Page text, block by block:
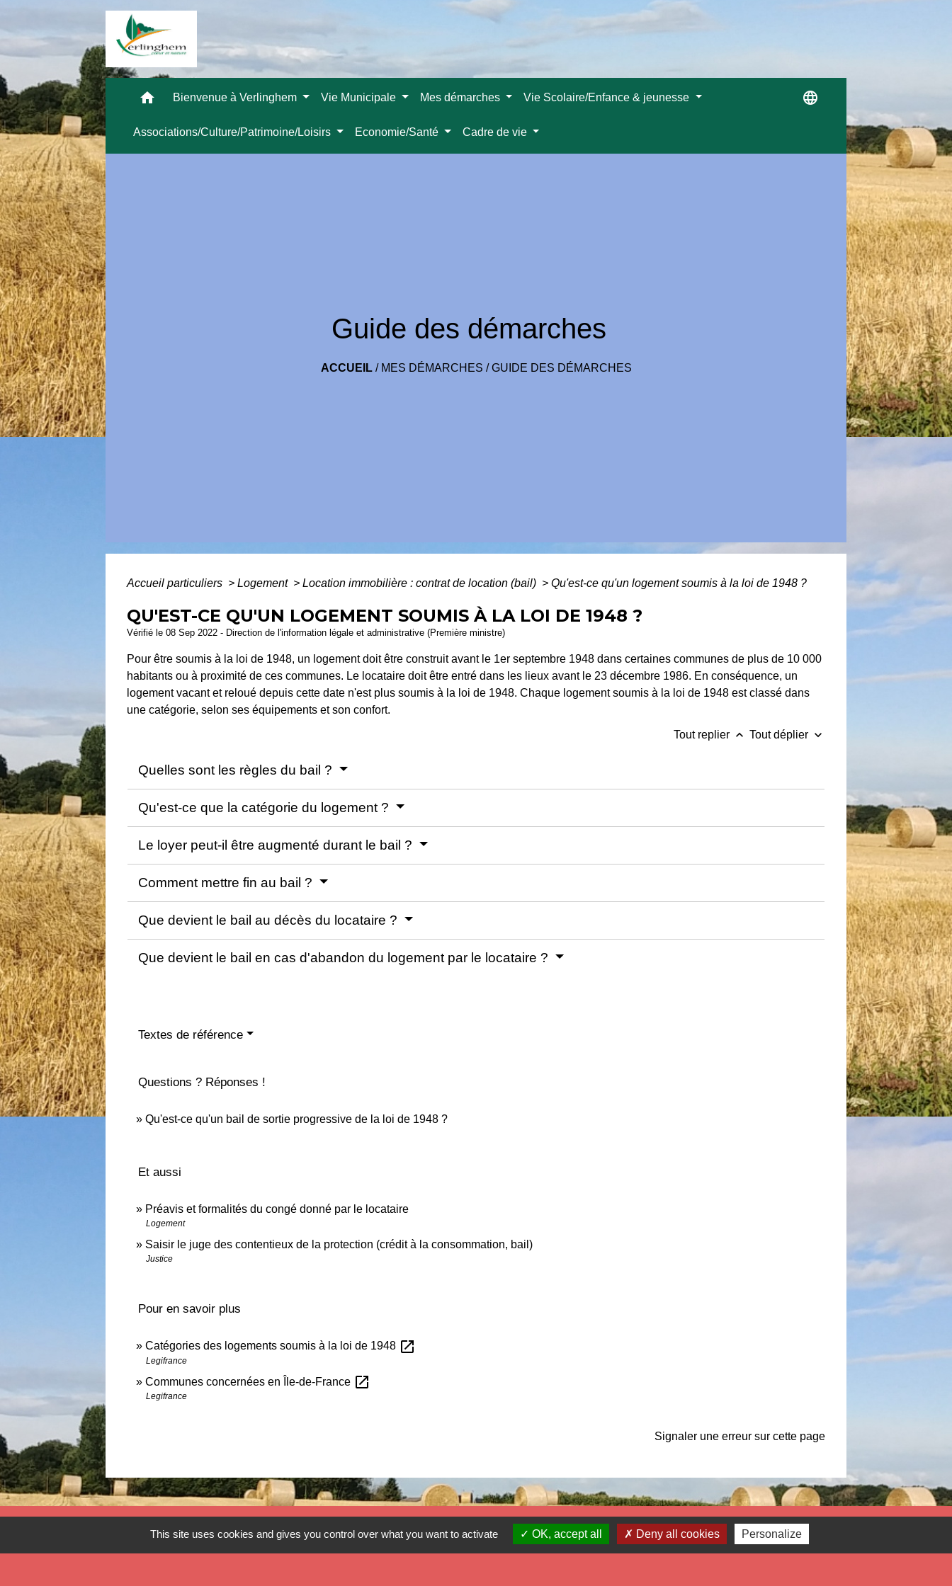
home Bienvenue à Verlinghem Vie Municipale Mes démarches Vie Scolaire/Enfance & jeunesse
Associations/Culture/Patrimoine/Loisirs Economie/Santé Cadre de vie
language
Guide des démarches
ACCUEIL/ MES DÉMARCHES /GUIDE DES DÉMARCHES
Accueil particuliers > Logement > Location immobilière : contrat de location (bail) > Qu'est-ce qu'un logement soumis à la loi de 1948 ?
QU'EST-CE QU'UN LOGEMENT SOUMIS À LA LOI DE 1948 ?
Vérifié le 08 Sep 2022 - Direction de l'information légale et administrative (Première ministre)
Pour être soumis à la loi de 1948, un logement doit être construit avant le 1er septembre 1948 dans certaines communes de plus de 10 000
habitants ou à proximité de ces communes. Le locataire doit être entré dans les lieux avant le 23 décembre 1986. En conséquence, un
logement vacant et reloué depuis cette date n'est plus soumis à la loi de 1948. Chaque logement soumis à la loi de 1948 est classé dans
une catégorie, selon ses équipements et son confort.
Tout replier keyboard_arrow_up Tout déplier keyboard_arrow_down
Quelles sont les règles du bail ?
Qu'est-ce que la catégorie du logement ?
Le loyer peut-il être augmenté durant le bail ?
Comment mettre fin au bail ?
Que devient le bail au décès du locataire ?
Que devient le bail en cas d'abandon du logement par le locataire ?
Textes de référence
Questions ? Réponses !
Qu'est-ce qu'un bail de sortie progressive de la loi de 1948 ?
Et aussi
Préavis et formalités du congé donné par le locataire
Logement
Saisir le juge des contentieux de la protection (crédit à la consommation, bail)
Justice
Pour en savoir plus
Catégories des logements soumis à la loi de 1948 open_in_new
Legifrance
Communes concernées en Île-de-France open_in_new
Legifrance
Signaler une erreur sur cette page
Contact Liens
This site uses cookies and gives you control over what you want to activate OK, accept all Deny all cookies Personalize